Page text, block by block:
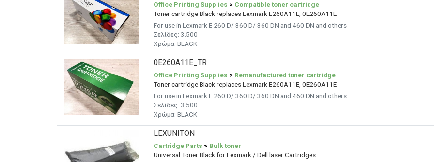
Office Printing Supplies > Compatible toner cartridge
Toner cartridge Black replaces Lexmark E260A11E, 0E260A11E
For use in Lexmark E 260 D/ 360 D/ 360 DN and 460 DN and others
Σελίδες: 3.500
Χρώμα: BLACK
0E260A11E_TR
Office Printing Supplies > Remanufactured toner cartridge
Toner cartridge Black replaces Lexmark E260A11E, 0E260A11E
For use in Lexmark E 260 D/ 360 D/ 360 DN and 460 DN and others
Σελίδες: 3.500
Χρώμα: BLACK
LEXUNITON
Cartridge Parts > Bulk toner
Universal Toner Black for Lexmark / Dell laser Cartridges